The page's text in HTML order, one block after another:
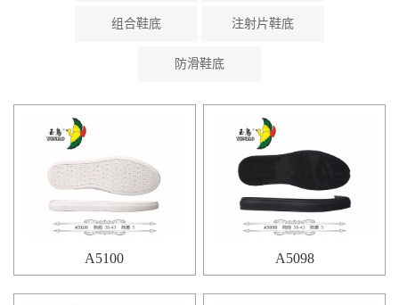
组合鞋底 注射片鞋底
防滑鞋底
A5100 A5098